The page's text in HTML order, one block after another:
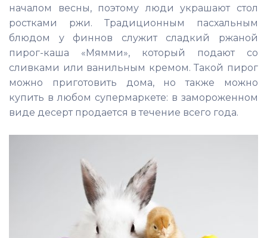
началом весны, поэтому люди украшают стол
ростками ржи. Традиционным пасхальным
блюдом у финнов служит сладкий ржаной
пирог-каша «Мямми», который подают со
сливками или ванильным кремом. Такой пирог
можно приготовить дома, но также можно
купить в любом супермаркете: в замороженном
виде десерт продается в течение всего года.